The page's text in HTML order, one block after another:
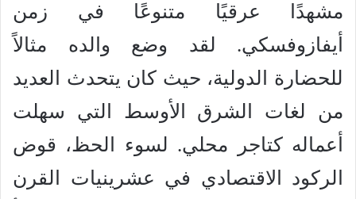
مشهدًا عرقيًا متنوعًا في زمن
أيفازوفسكي. لقد وضع والده مثالاً
للحضارة الدولية، حيث كان يتحدث العديد
من لغات الشرق الأوسط التي سهلت
أعماله كتاجر محلي. لسوء الحظ، قوض
الركود الاقتصادي في عشرينيات القرن